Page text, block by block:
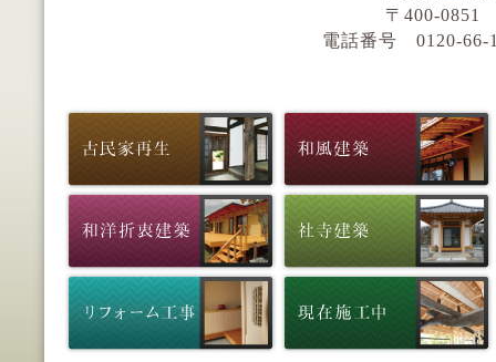
〒400-0851
電話番号 0120-66-